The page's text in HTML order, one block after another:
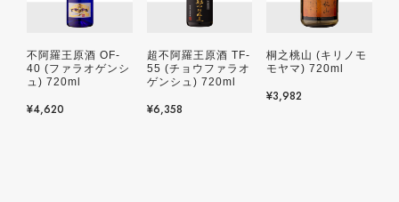
不阿羅王原酒 OF-
40 (ファラオゲンシ
ュ) 720ml
¥4,620
超不阿羅王原酒 TF-
55 (チョウファラオ
ゲンシュ) 720ml
¥6,358
桐之桃山 (キリノモ
モヤマ) 720ml
¥3,982